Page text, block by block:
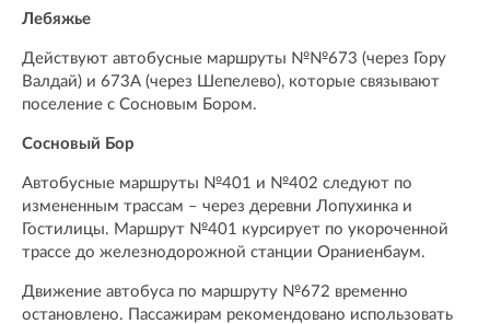
Лебяжье
Действуют автобусные маршруты №№673 (через Гору
Валдай) и 673А (через Шепелево), которые связывают
поселение с Сосновым Бором.
Сосновый Бор
Автобусные маршруты №401 и №402 следуют по
измененным трассам – через деревни Лопухинка и
Гостилицы. Маршрут №401 курсирует по укороченной
трассе до железнодорожной станции Ораниенбаум.
Движение автобуса по маршруту №672 временно
остановлено. Пассажирам рекомендовано использовать